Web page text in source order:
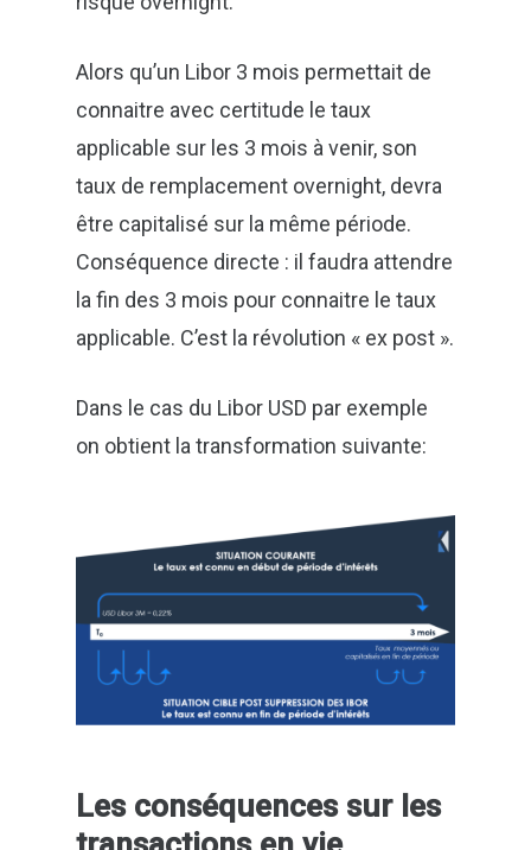
Alors qu’un Libor 3 mois permettait de
connaitre avec certitude le taux
applicable sur les 3 mois à venir, son
taux de remplacement overnight, devra
être capitalisé sur la même période.
Conséquence directe : il faudra attendre
la fin des 3 mois pour connaitre le taux
applicable. C’est la révolution « ex post ».
Dans le cas du Libor USD par exemple
on obtient la transformation suivante:
Les conséquences sur les